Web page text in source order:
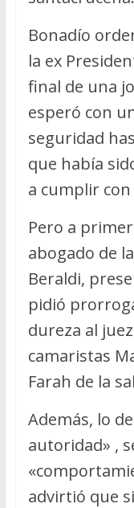
Bonadío
la ex
final de una
esperó con
seguridad
que había
a cumplir
Pero a
abogado de
Beraldi,
pidió
dureza al
camaristas
Farah de la
Además, lo
autoridad» ,
advirtió que